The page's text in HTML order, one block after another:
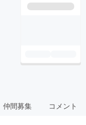
仲間募集 コメント